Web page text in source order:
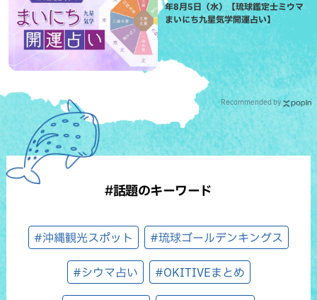
年8月5日（水）【琉球鑑定士ミウマ
まいにち九星気学開運占い】
Recommended by
#話題のキーワード
#沖縄観光スポット #琉球ゴールデンキングス
#シウマ占い #OKITIVEまとめ